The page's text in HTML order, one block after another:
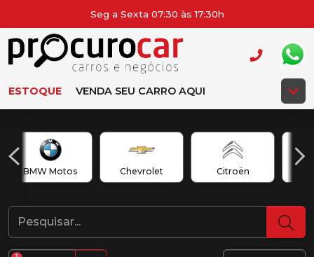
Seg a Sexta 07:30 às 17:30h
ESTOQUE VENDA SEU CARRO AQUI
BMW Motos Chevrolet Citroën